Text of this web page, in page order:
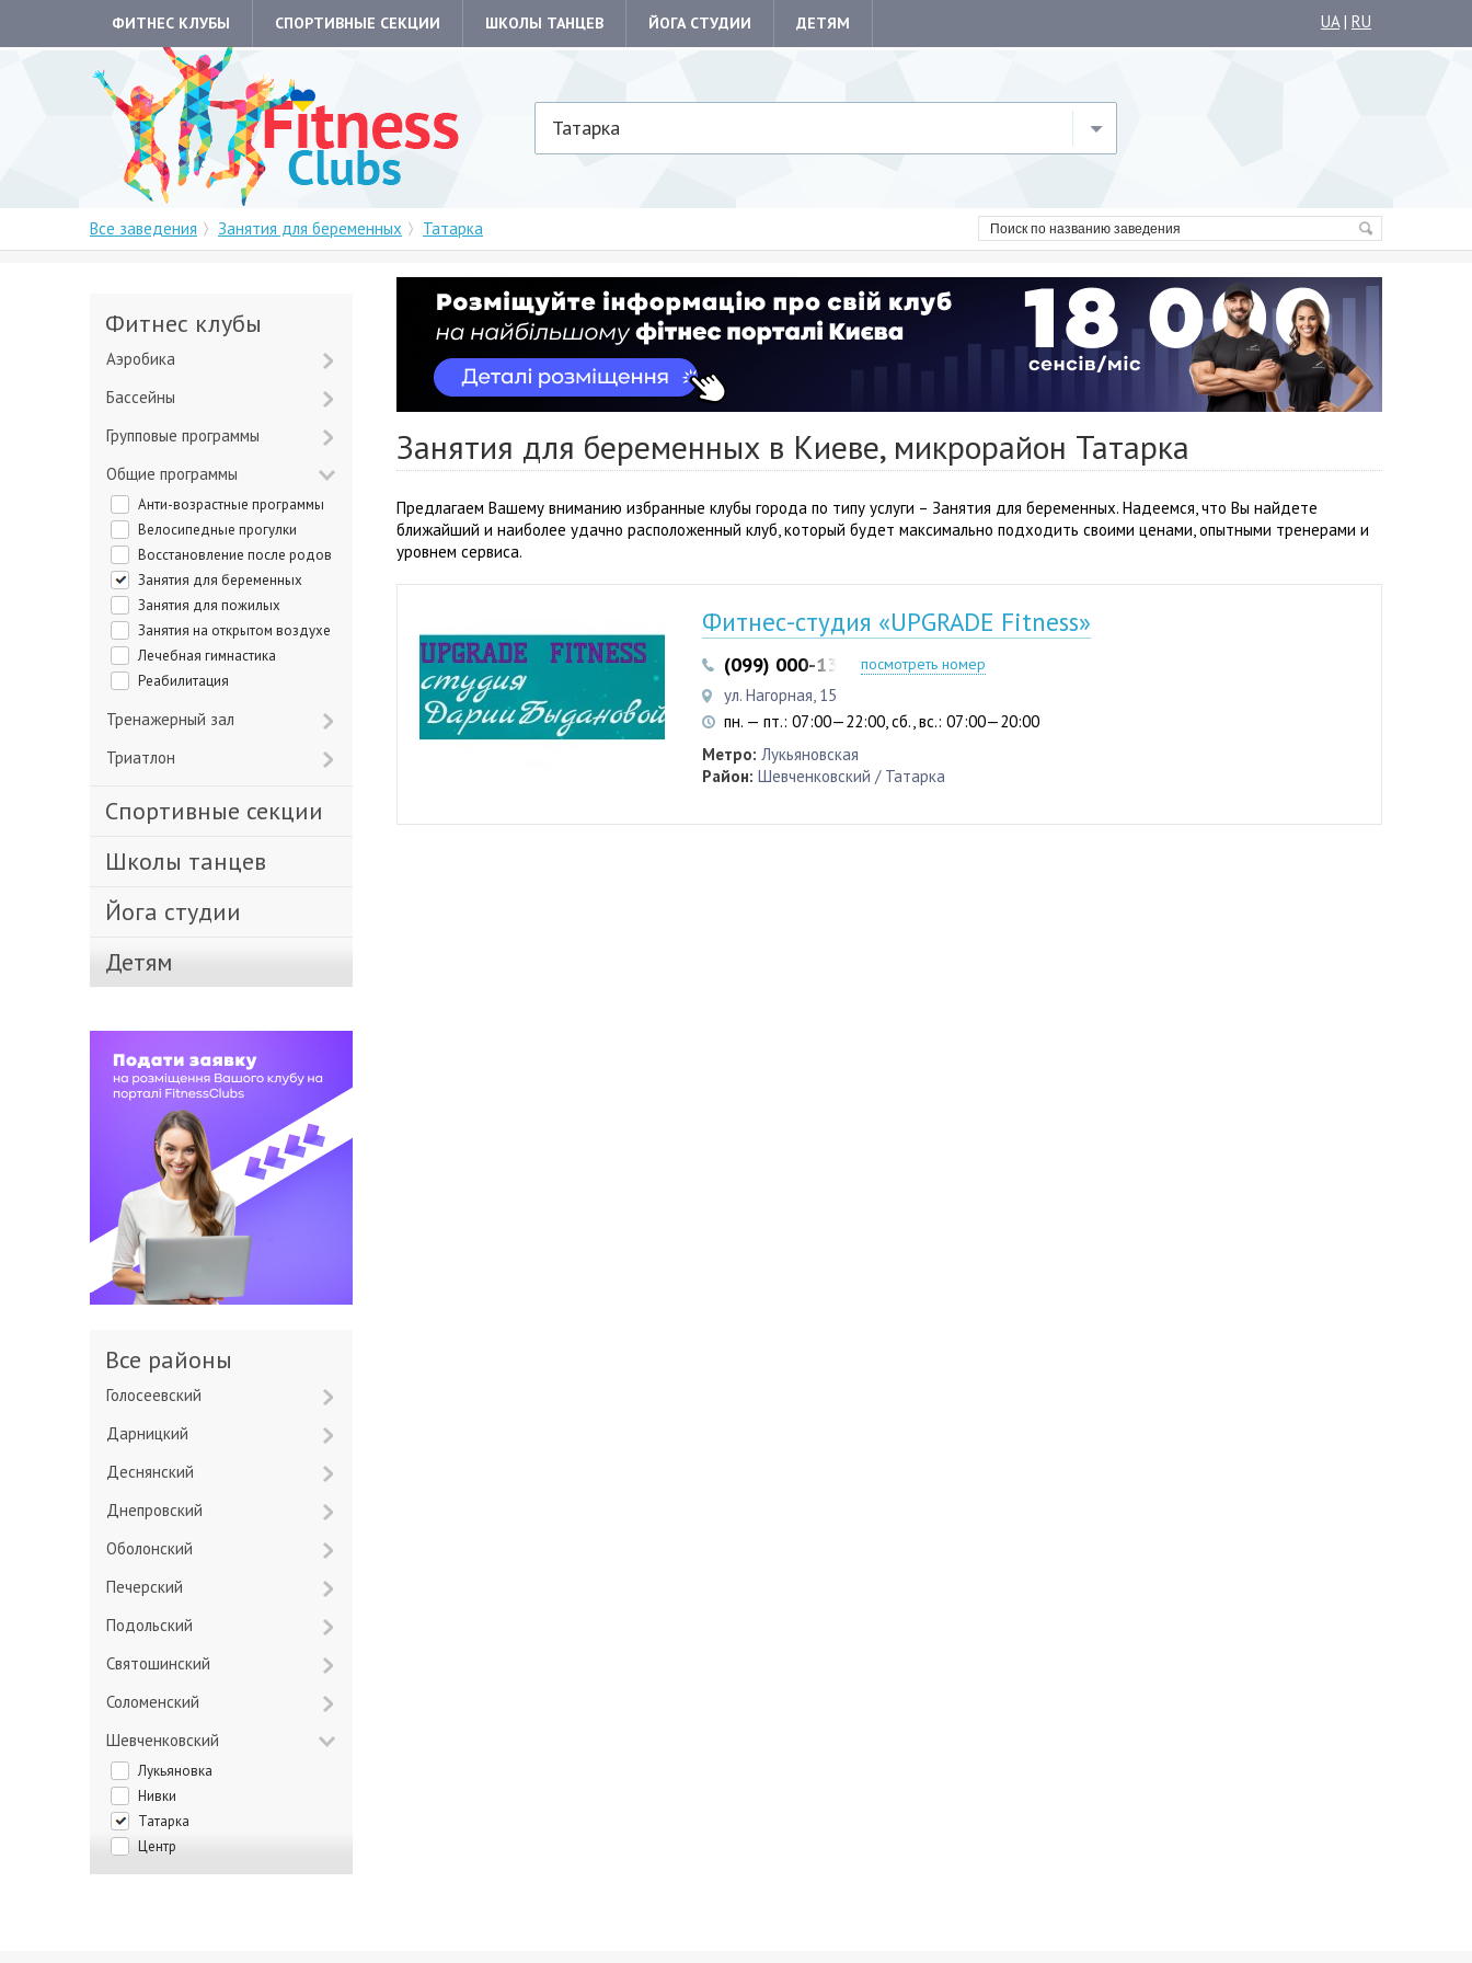
ФИТНЕС КЛУБЫ СПОРТИВНЫЕ СЕКЦИИ ШКОЛЫ ТАНЦЕВ ЙОГА СТУДИИ ДЕТЯМ UA| RU
Татарка
Все заведения Занятия для беременных Татарка
Занятия для беременных в Киеве, микрорайон Татарка
Предлагаем Вашему вниманию избранные клубы города по типу услуги – Занятия для беременных. Надеемся, что Вы найдете
ближайший и наиболее удачно расположенный клуб, который будет максимально подходить своими ценами, опытными тренерами и
уровнем сервиса.
Фитнес-студия «UPGRADE Fitness»
(099) 000-13-33 (093) 617-20-01
посмотреть номер
ул. Нагорная, 15
пн. — пт.: 07:00—22:00, сб., вс.: 07:00—20:00
Метро: Лукьяновская
Район: Шевченковский / Татарка
Фитнес клубы
Аэробика
Бассейны
Групповые программы
Общие программы
Анти-возрастные программы
Велосипедные прогулки
Восстановление после родов
Занятия для беременных
Занятия для пожилых
Занятия на открытом воздухе
Лечебная гимнастика
Реабилитация
Тренажерный зал
Триатлон
Спортивные секции
Школы танцев
Йога студии
Детям
Все районы
Голосеевский
Дарницкий
Деснянский
Днепровский
Оболонский
Печерский
Подольский
Святошинский
Соломенский
Шевченковский
Лукьяновка
Нивки
Татарка
Центр